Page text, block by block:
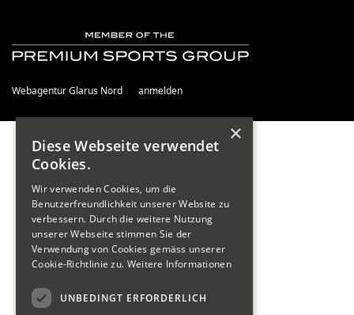
Webagentur Glarus Nord anmelden
×
Diese Webseite verwendet
Cookies.
Wir verwenden Cookies, um die
Benutzerfreundlichkeit unserer Website zu
verbessern. Durch die weitere Nutzung
unserer Webseite stimmen Sie der
Verwendung von Cookies gemäss unserer
Cookie-Richtlinie zu. Weitere Informationen
UNBEDINGT ERFORDERLICH